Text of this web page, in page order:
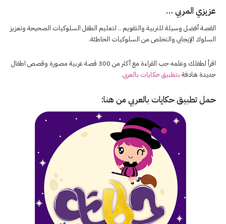
عزيزي المربي …
القصة أفضل وسيلة للتربية والتقويم .. لتعليم الطفل السلوكيات الصحيحة وتعزيز
السلوك الإيجابي والتخلص من السلوكيات الخاطئة.
اقرأ لطفلك وعلمه حب القراءة مع أكثر من 300 قصة عربية مصورة وقصص اطفال
جديدة هادفة بتطبيق حكايات بالعربي
حمل تطبيقحكايات بالعربي من هنا: